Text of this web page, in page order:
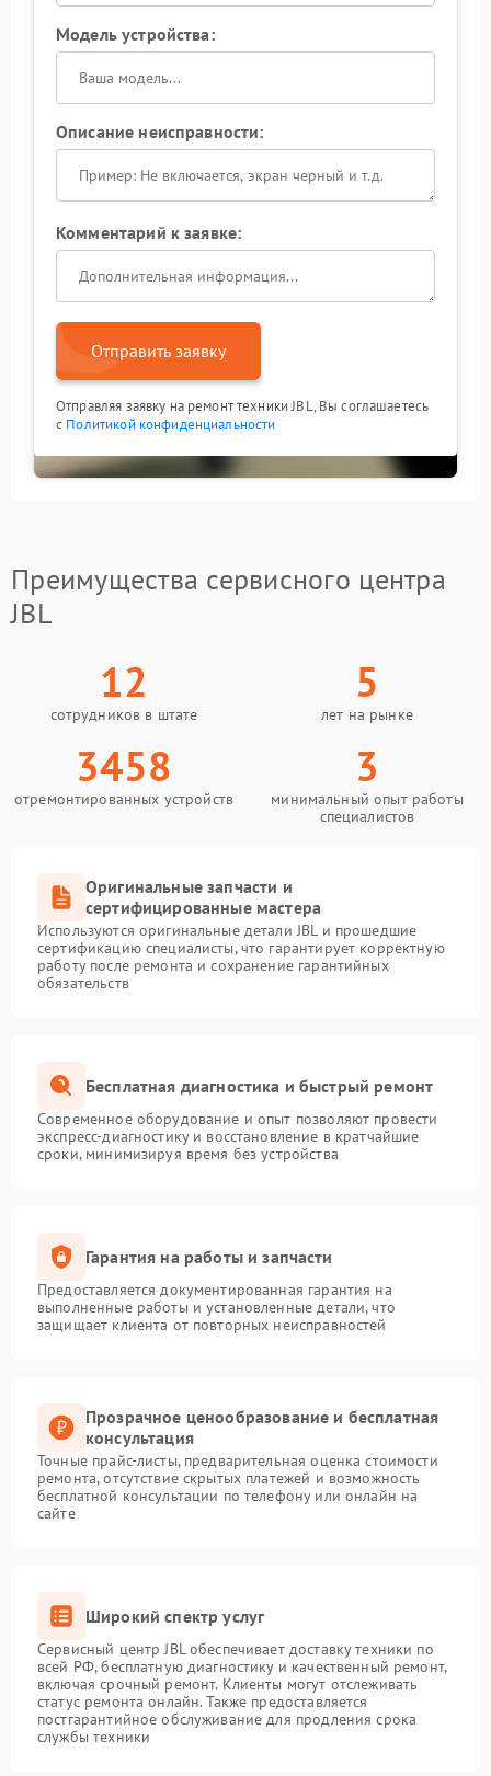
Модель устройства:
Описание неисправности:
Комментарий к заявке:
Отправить заявку
Отправляя заявку на ремонт техники JBL, Вы соглашаетесь
с Политикой конфиденциальности
Преимущества сервисного центра
JBL
12
сотрудников в штате
5
лет на рынке
3458
отремонтированных устройств
3
минимальный опыт работы
специалистов
Оригинальные запчасти и
сертифицированные мастера
Используются оригинальные детали JBL и прошедшие
сертификацию специалисты, что гарантирует корректную
работу после ремонта и сохранение гарантийных
обязательств
Бесплатная диагностика и быстрый ремонт
Современное оборудование и опыт позволяют провести
экспресс-диагностику и восстановление в кратчайшие
сроки, минимизируя время без устройства
Гарантия на работы и запчасти
Предоставляется документированная гарантия на
выполненные работы и установленные детали, что
защищает клиента от повторных неисправностей
Прозрачное ценообразование и бесплатная
консультация
Точные прайс-листы, предварительная оценка стоимости
ремонта, отсутствие скрытых платежей и возможность
бесплатной консультации по телефону или онлайн на
сайте
Широкий спектр услуг
Сервисный центр JBL обеспечивает доставку техники по
всей РФ, бесплатную диагностику и качественный ремонт,
включая срочный ремонт. Клиенты могут отслеживать
статус ремонта онлайн. Также предоставляется
постгарантийное обслуживание для продления срока
службы техники